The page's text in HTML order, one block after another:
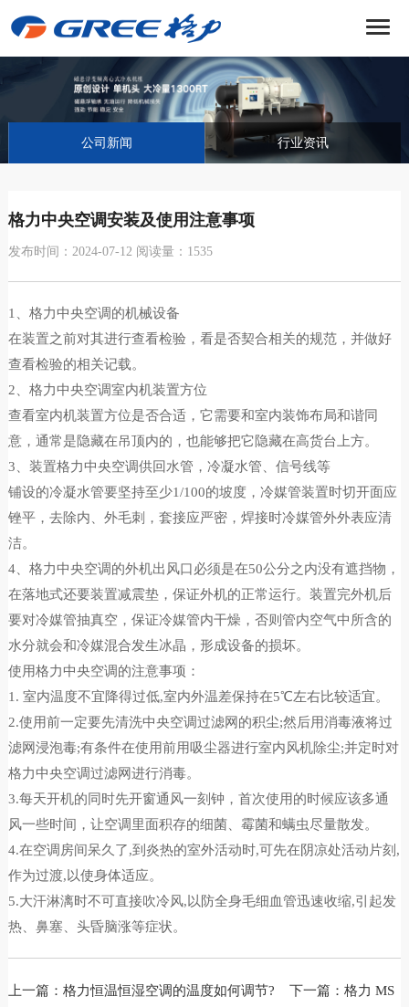
公司新闻 行业资讯
格力中央空调安装及使用注意事项
发布时间：2024-07-12 阅读量：1535
1、格力中央空调的机械设备
在装置之前对其进行查看检验，看是否契合相关的规范，并做好
查看检验的相关记载。
2、格力中央空调室内机装置方位
查看室内机装置方位是否合适，它需要和室内装饰布局和谐同
意，通常是隐藏在吊顶内的，也能够把它隐藏在高货台上方。
3、装置格力中央空调供回水管，冷凝水管、信号线等
铺设的冷凝水管要坚持至少1/100的坡度，冷媒管装置时切开面应
锉平，去除内、外毛刺，套接应严密，焊接时冷媒管外外表应清
洁。
4、格力中央空调的外机出风口必须是在50公分之内没有遮挡物，
在落地式还要装置减震垫，保证外机的正常运行。装置完外机后
要对冷媒管抽真空，保证冷媒管内干燥，否则管内空气中所含的
水分就会和冷媒混合发生冰晶，形成设备的损坏。
使用格力中央空调的注意事项：
1. 室内温度不宜降得过低,室内外温差保持在5℃左右比较适宜。
2.使用前一定要先清洗中央空调过滤网的积尘;然后用消毒液将过
滤网浸泡毒;有条件在使用前用吸尘器进行室内风机除尘;并定时对
格力中央空调过滤网进行消毒。
3.每天开机的同时先开窗通风一刻钟，首次使用的时候应该多通
风一些时间，让空调里面积存的细菌、霉菌和螨虫尽量散发。
4.在空调房间呆久了,到炎热的室外活动时,可先在阴凉处活动片刻,
作为过渡,以使身体适应。
5.大汗淋漓时不可直接吹冷风,以防全身毛细血管迅速收缩,引起发
热、鼻塞、头昏脑涨等症状。
上一篇： 格力恒温恒湿空调的温度如何调节? 下一篇： 格力 MS